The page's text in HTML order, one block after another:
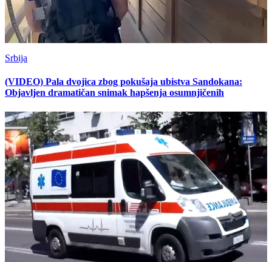
Srbija
(VIDEO) Pala dvojica zbog pokušaja ubistva Sandokana:
Objavljen dramatičan snimak hapšenja osumnjičenih